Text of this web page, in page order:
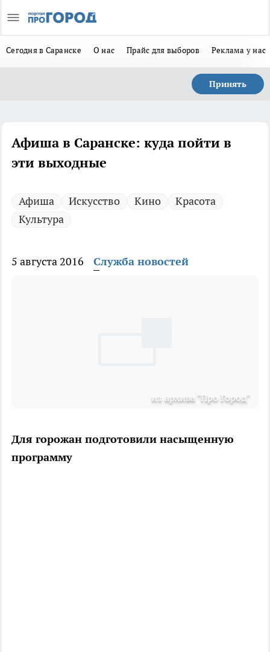
Сегодня в Саранске О нас Прайс для выборов Реклама у нас
Принять
Афиша в Саранске: куда пойти в
эти выходные
Афиша Искусство Кино
Красота
Культура
5 августа 2016 Служба новостей
из архива "Про Город"
Для горожан подготовили насыщенную
программу